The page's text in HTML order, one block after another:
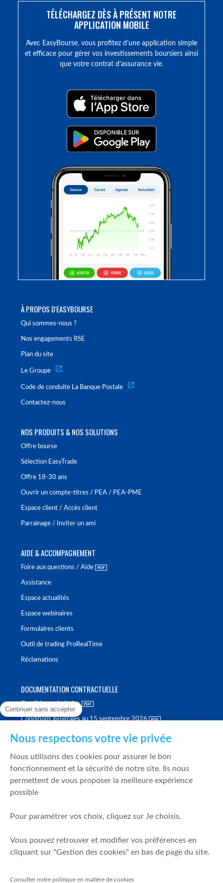
À PROPOS D'EASYBOURSE
Qui sommes-nous ?
Nos engagements RSE
Plan du site
Le Groupe
Code de conduite La Banque Postale
Contactez-nous
NOS PRODUITS & NOS SOLUTIONS
Offre bourse
Sélection EasyTrade
Offre 18-30 ans
Ouvrir un compte-titres / PEA / PEA-PME
Espace client / Accès client
Parrainage / Inviter un ami
AIDE & ACCOMPAGNEMENT
Foire aux questions / Aide
Assistance
Espace actualités
Espace webinaires
Formulaires clients
Outil de trading ProRealTime
Réclamations
DOCUMENTATION CONTRACTUELLE
Conditions générales
Conditions générales au 15 septembre 2026
Politique de meilleure sélection
Politique de durabilité
Fonds de garantie des dépôts et de résolution
Mentions légales
Prévention de la fraude
TÉLÉCHARGEZ DÈS À PRÉSENT NOTRE
APPLICATION MOBILE
Avec EasyBourse, vous profitez d’une application simple
et efficace pour gérer vos investissements boursiers ainsi
que votre contrat d’assurance vie.
Continuer sans accepter
Nous respectons votre vie privée
Nous utilisons des cookies pour assurer le bon
fonctionnement et la sécurité de notre site. Ils nous
permettent de vous proposer la meilleure expérience
possible
Pour paramétrer vos choix, cliquez sur Je choisis.
Vous pouvez retrouver et modifier vos préférences en
cliquant sur "Gestion des cookies" en bas de page du site.
Consulter notre politique en matière de cookies